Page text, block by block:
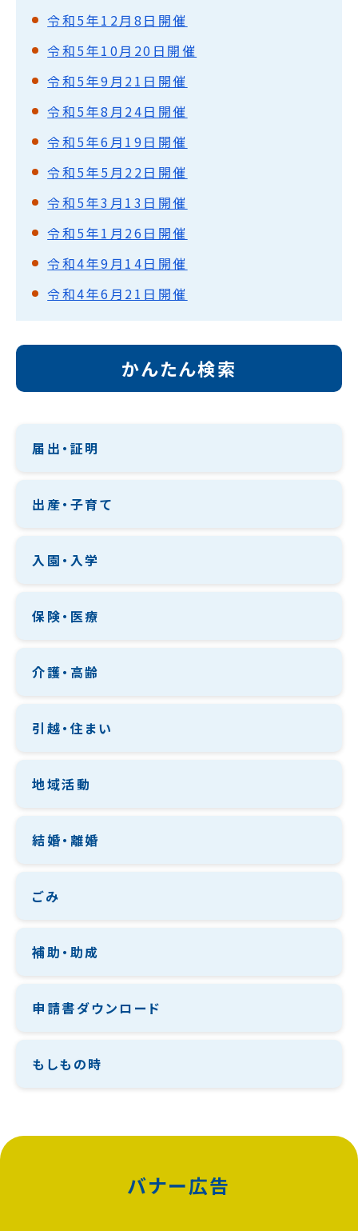
令和5年12月8日開催
令和5年10月20日開催
令和5年9月21日開催
令和5年8月24日開催
令和5年6月19日開催
令和5年5月22日開催
令和5年3月13日開催
令和5年1月26日開催
令和4年9月14日開催
令和4年6月21日開催
かんたん検索
届出・証明
出産・子育て
入園・入学
保険・医療
介護・高齢
引越・住まい
地域活動
結婚・離婚
ごみ
補助・助成
申請書ダウンロード
もしもの時
バナー広告